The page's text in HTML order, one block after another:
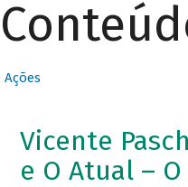
Ações
Vicente
e O Atual –